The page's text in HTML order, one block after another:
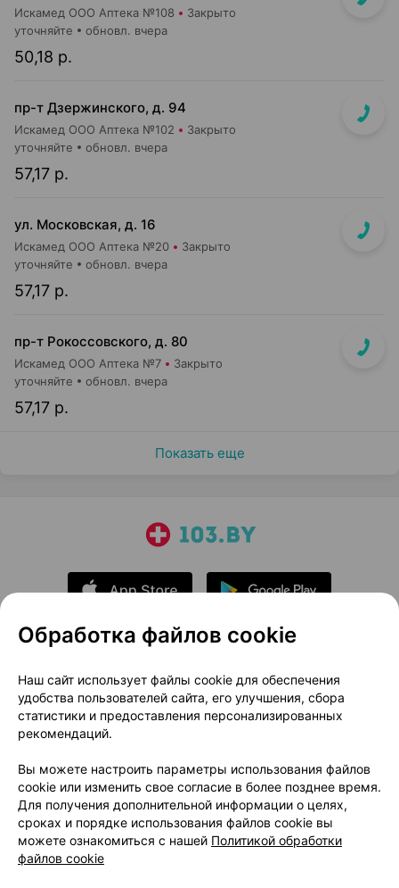
Искамед ООО Аптека №108 Закрыто
50,18 р.
уточняйте обновл. вчера
пр-т Дзержинского, д. 94
Искамед ООО Аптека №102 Закрыто
57,17 р.
уточняйте обновл. вчера
ул. Московская, д. 16
Искамед ООО Аптека №20 Закрыто
57,17 р.
уточняйте обновл. вчера
пр-т Рокоссовского, д. 80
Искамед ООО Аптека №7 Закрыто
57,17 р.
уточняйте обновл. вчера
Показать еще
О проекте
Новости проекта
Размещение рекламы
Медицинский маркетинг
Публичный договор
Доставка
Способы оплаты
Вакансии
Партнеры
Написать руководителю 103.by
Написать в поддержку
Персональные настройки Cookie
Обработка файлов cookie
Наш сайт использует файлы cookie для обеспечения
удобства пользователей сайта, его улучшения, сбора
статистики и предоставления персонализированных
рекомендаций.
Вы можете настроить параметры использования файлов
cookie или изменить свое согласие в более позднее время.
Для получения дополнительной информации о целях,
сроках и порядке использования файлов cookie вы
можете ознакомиться с нашей Политикой обработки
файлов cookie